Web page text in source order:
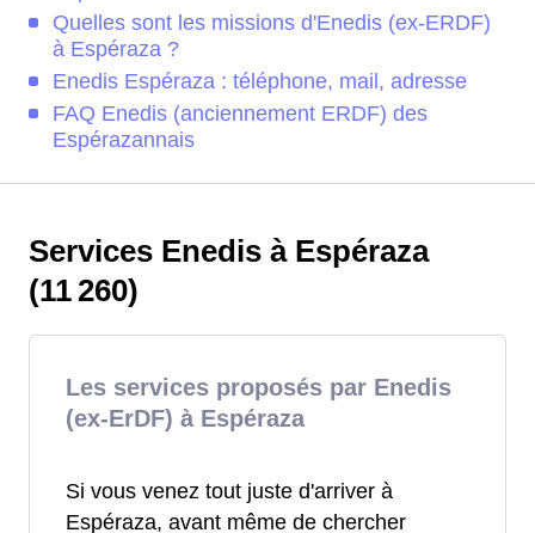
Quelles sont les missions d'Enedis (ex-ERDF)
à Espéraza ?
Enedis Espéraza : téléphone, mail, adresse
FAQ Enedis (anciennement ERDF) des
Espérazannais
Services Enedis à Espéraza
(11 260)
Les services proposés par Enedis
(ex-ErDF) à Espéraza
Si vous venez tout juste d'arriver à
Espéraza, avant même de chercher